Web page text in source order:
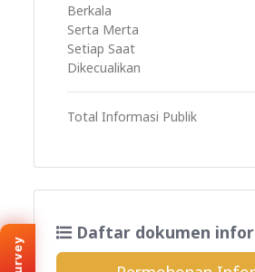
Berkala
Serta Merta
Setiap Saat
Dikecualikan
Total Informasi Publik
Daftar dokumen
Survey Kepuasan
Masyarakat